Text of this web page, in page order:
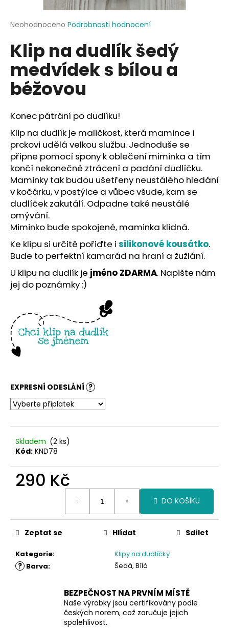
Průměrné
produktu
je
5
hvězdiček.
Neohodnoceno Podrobnosti hodnocení
Klip na dudlík šedý
medvídek s bílou a
béžovou
Konec pátrání po dudlíku!
Klip na dudlík je maličkost, která mamince i
prckovi udělá velkou službu. Jednoduše se
připne pomocí spony k oblečení miminka a tím
končí nekonečné ztrácení a padání dudlíčku.
Maminky tak budou ušetřeny neustálého hledání
v kočárku, v postýlce a vůbec všude, kam se
dudlíček zakutálí. Odpadne také neustálé
omývání.
Miminko bude spokojené, maminka klidná.
Ke klipu si určitě pořiďte i silikonové kousátko.
Bude to perfektní kamarád na hraní a žužlání.
U klipu na dudlík je jméno ZDARMA. Napište nám
jej do poznámky :)
EXPRESNÍ ODESLÁNÍ ?
Skladem (2 ks)
Kód: KND78
290 Kč
DO KOŠÍKU
Kategorie: Klipy na dudlíčky
? Barva: Šedá, Bílá
Zeptat se Hlídat Sdílet
BEZPEČNOST NA PRVNÍM MÍSTĚ
Naše výrobky jsou certifikovány podle
českých norem, což zaručuje jejich
spolehlivost.
j
t
?
HLEDAT
D
o
p
o
r
u
č
u
j
m
e